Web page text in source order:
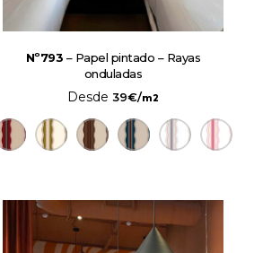
Nº793 – Papel pintado – Rayas
onduladas
Desde 39€/m2